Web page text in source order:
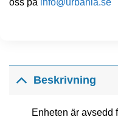
Beskrivning
Enheten är avsedd